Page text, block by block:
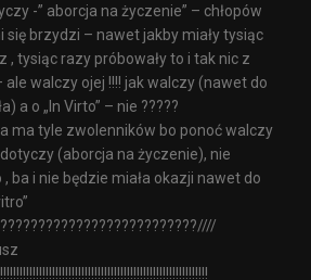
-” aborcja na życzenie” – chłopów
się brzydzi – nawet jakby miały tysiąc
, tysiąc razy próbowały to i tak nic z
walczy ojej !!!! jak walczy (nawet do
a o „In Virto” – nie ?????
ma tyle zwolenników bo ponoć walczy
(aborcja na życzenie), nie
, ba i nie będzie miała okazji nawet do